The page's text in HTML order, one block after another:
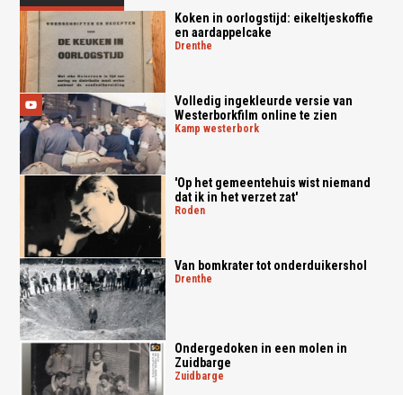
Koken in oorlogstijd: eikeltjeskoffie
en aardappelcake
drenthe
Volledig ingekleurde versie van
Westerborkfilm online te zien
kamp westerbork
'Op het gemeentehuis wist niemand
dat ik in het verzet zat'
roden
Van bomkrater tot onderduikershol
drenthe
Ondergedoken in een molen in
Zuidbarge
zuidbarge